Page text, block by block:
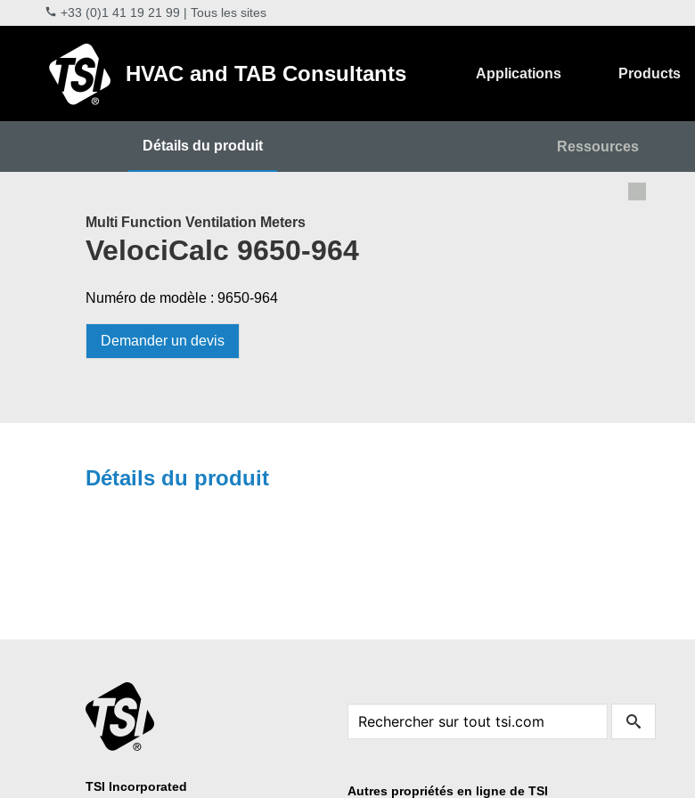
+33 (0)1 41 19 21 99 | Tous les sites
HVAC and TAB Consultants Applications Products
Détails du produit Ressources
Multi Function Ventilation Meters
VelociCalc 9650-964
Numéro de modèle : 9650-964
Demander un devis
Détails du produit
TSI Incorporated Autres propriétés en ligne de TSI